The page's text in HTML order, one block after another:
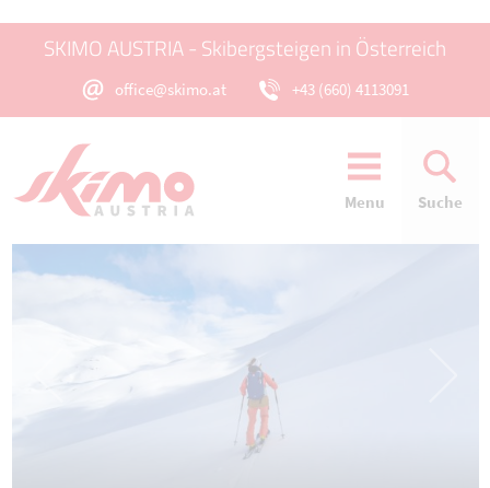
SKIMO AUSTRIA - Skibergsteigen in Österreich
office@skimo.at +43 (660) 4113091
Menu Suche